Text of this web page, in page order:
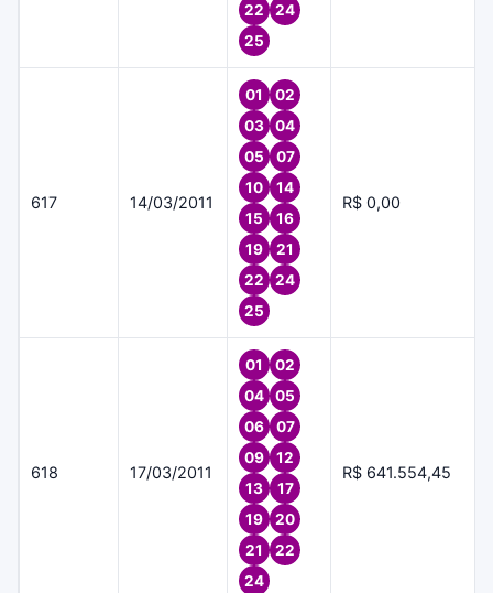
22
24
25
617 14/03/2011
01
02
03
04
05
07
10
14
15
16
19
21
22
24
25
R$ 0,00
618 17/03/2011
01
02
04
05
06
07
09
12
13
17
19
20
21
22
24
R$ 641.554,45